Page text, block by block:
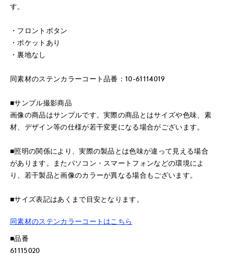
す。
・フロントボタン
・ポケットあり
・裏地なし
同素材のステンカラーコート品番：10-61114019
■サンプル撮影商品
画像の商品はサンプルです。実際の商品とはサイズや色味、素
材、デザイン等の仕様が若干変更になる場合がございます。
■照明の関係により、実際の製品とは色味が違って見える場合
があります。またパソコン・スマートフォンなどの環境によ
り、若干製品と画像のカラーが異なる場合もございます。
■サイズ表記はあくまで目安となります。
同素材のステンカラーコートはこちら
■品番
61115020